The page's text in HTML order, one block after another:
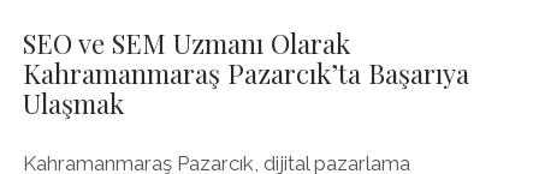
SEO ve SEM Uzmanı Olarak
Kahramanmaraş Pazarcık’ta Başarıya
Ulaşmak
Kahramanmaraş Pazarcık, dijital pazarlama